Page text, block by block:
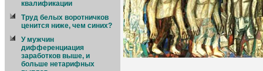
квалификации
Труд белых воротничков
ценится ниже, чем синих?
У мужчин
дифференциация
заработков выше, и
больше нетарифных